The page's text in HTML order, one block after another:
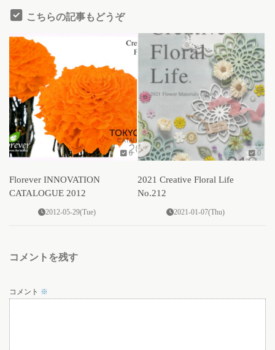
こちらの記事もどうぞ
0
Florever INNOVATION
CATALOGUE 2012
2012-05-29(Tue)
0
2021 Creative Floral Life
No.212
2021-01-07(Thu)
コメントを残す
コメント ※